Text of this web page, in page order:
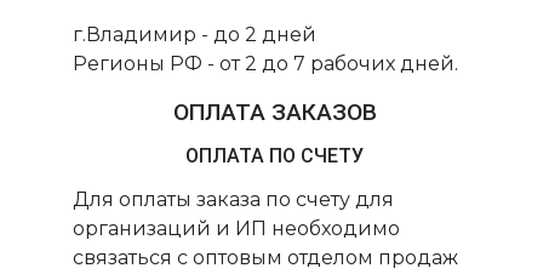
г.Владимир - до 2 дней
Регионы РФ - от 2 до 7 рабочих дней.
ОПЛАТА ЗАКАЗОВ
ОПЛАТА ПО СЧЕТУ
Для оплаты заказа по счету для
организаций и ИП необходимо
связаться с оптовым отделом продаж